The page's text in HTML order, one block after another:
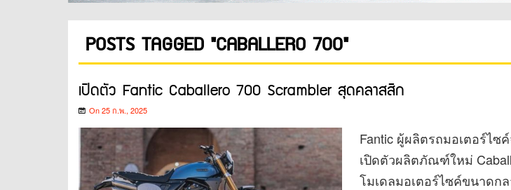
POSTS TAGGED "CABALLERO 700"
เปิดตัว Fantic Caballero 700 Scrambler สุดคลาสสิก
On 25 ก.พ., 2025
Fantic ผู้ผลิตรถมอเตอร์ไซ
เปิดตัวผลิตภัณฑ์ใหม่
โมเดลมอเตอร์ไซค์ขนาดก